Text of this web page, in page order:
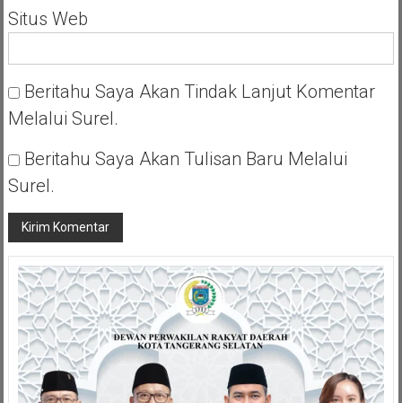
Situs Web
Beritahu Saya Akan Tindak Lanjut Komentar
Melalui Surel.
Beritahu Saya Akan Tulisan Baru Melalui
Surel.